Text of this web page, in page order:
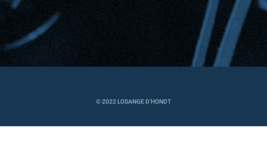
Politique de confidentialité
© 2022 LOSANGE D’HONDT